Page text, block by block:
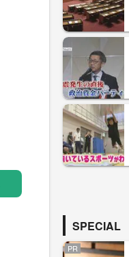
SPECIAL
PR